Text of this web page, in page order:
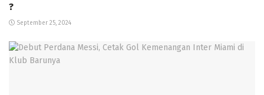
?
September 25, 2024